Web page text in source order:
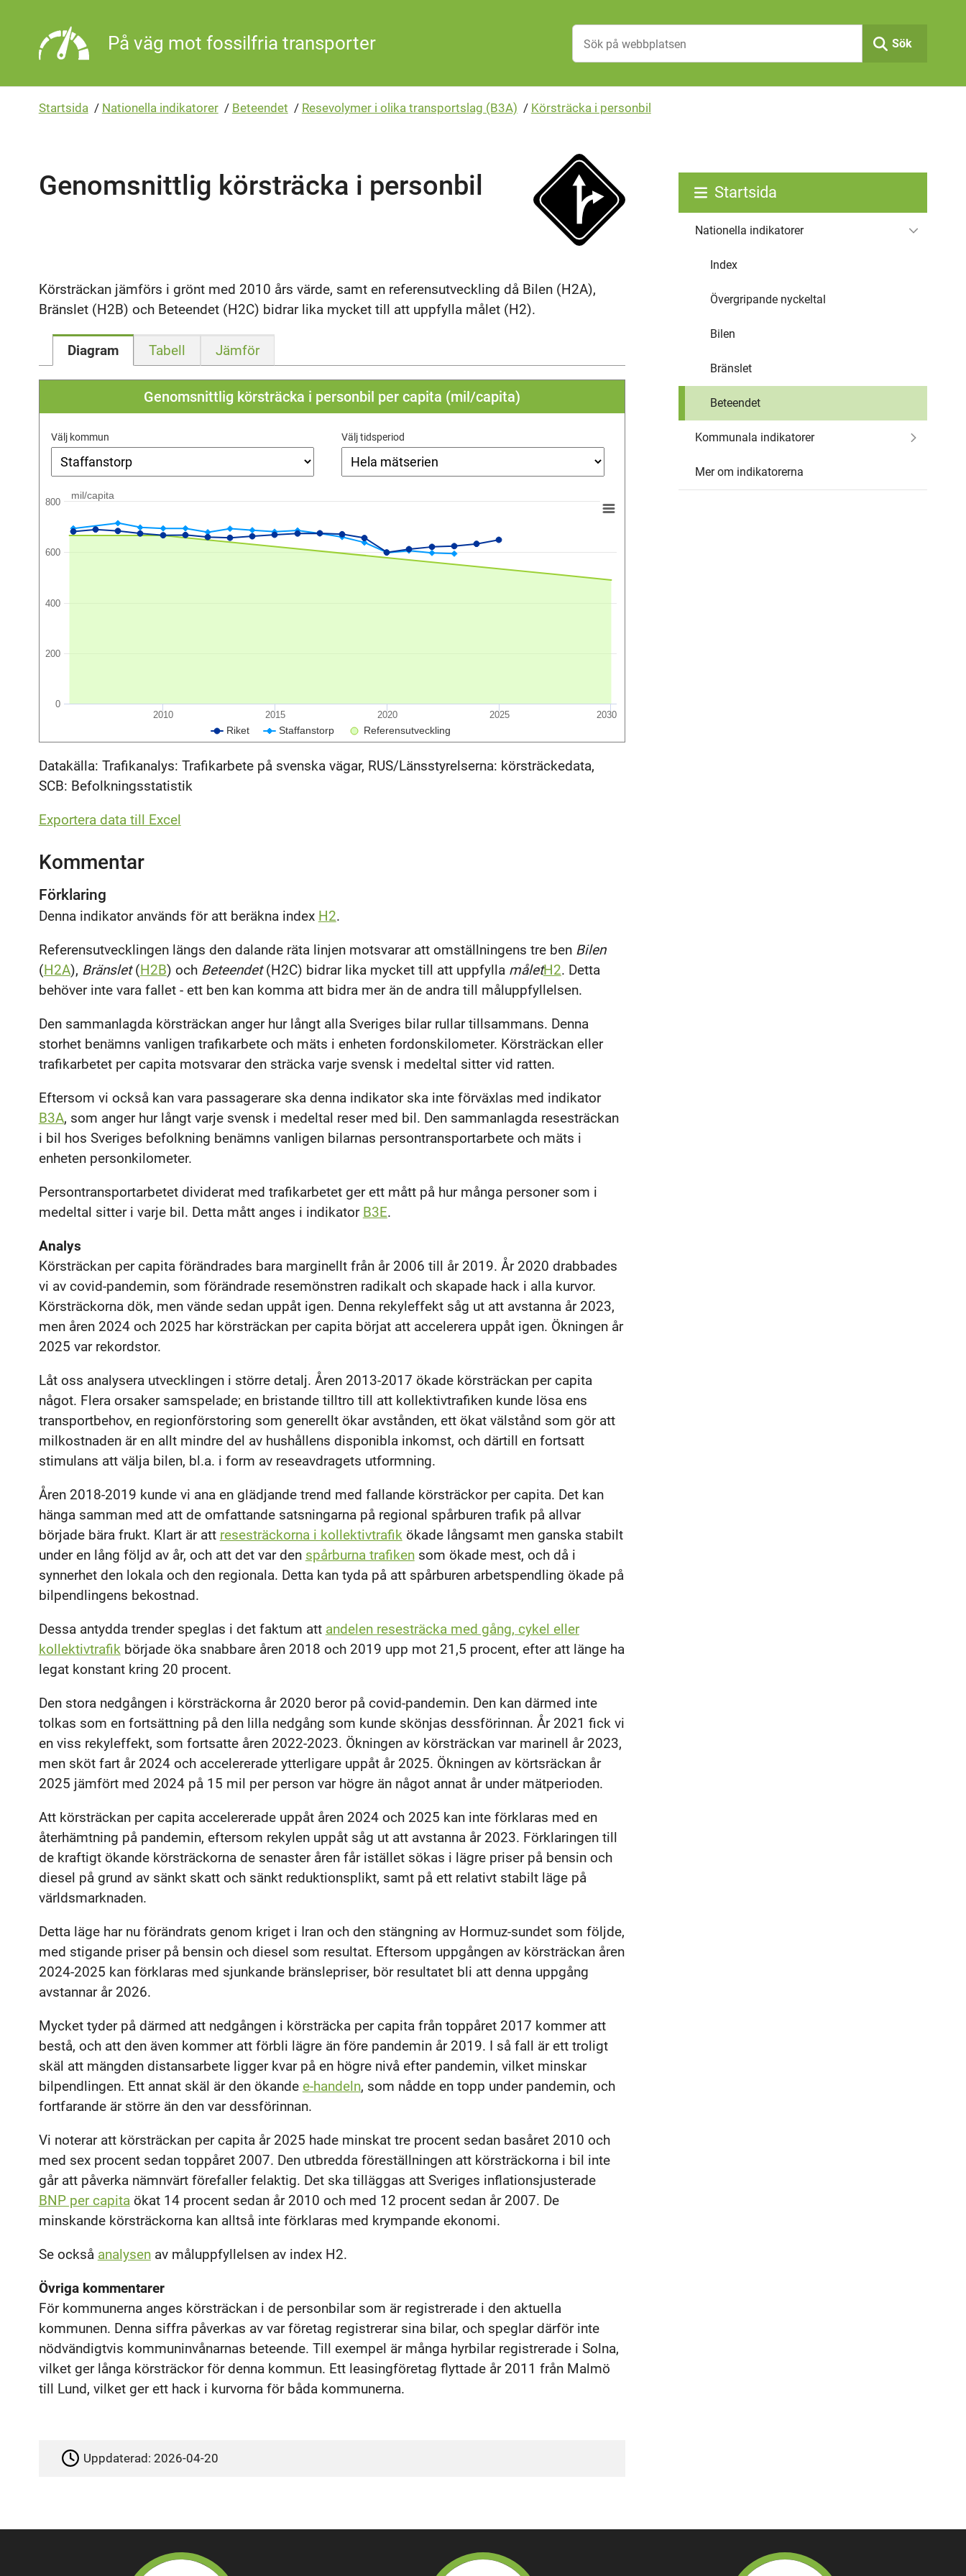
På väg mot fossilfria transporter Sök
Startsida / Nationella indikatorer / Beteendet / Resevolymer i olika transportslag (B3A) / Körsträcka i personbil
Genomsnittlig körsträcka i personbil
Körsträckan jämförs i grönt med 2010 års värde, samt en referensutveckling då Bilen (H2A),
Bränslet (H2B) och Beteendet (H2C) bidrar lika mycket till att uppfylla målet (H2).
Diagram Tabell Jämför
Genomsnittlig körsträcka i personbil per capita (mil/capita)
Välj kommun Välj tidsperiod
mil/capita
Riket Staffanstorp Referensutveckling
2010 2015 2020 2025 2030
0
200
400
600
800
Datakälla: Trafikanalys: Trafikarbete på svenska vägar, RUS/Länsstyrelserna: körsträckedata,
SCB: Befolkningsstatistik
Exportera data till Excel
Kommentar
Förklaring
Denna indikator används för att beräkna index H2.
Referensutvecklingen längs den dalande räta linjen motsvarar att omställningens tre ben Bilen
(H2A), Bränslet(H2B) och Beteendet(H2C) bidrar lika mycket till att uppfylla måletH2. Detta
behöver inte vara fallet - ett ben kan komma att bidra mer än de andra till måluppfyllelsen.
Den sammanlagda körsträckan anger hur långt alla Sveriges bilar rullar tillsammans. Denna
storhet benämns vanligen trafikarbete och mäts i enheten fordonskilometer. Körsträckan eller
trafikarbetet per capita motsvarar den sträcka varje svensk i medeltal sitter vid ratten.
Eftersom vi också kan vara passagerare ska denna indikator ska inte förväxlas med indikator
B3A, som anger hur långt varje svensk i medeltal reser med bil. Den sammanlagda resesträckan
i bil hos Sveriges befolkning benämns vanligen bilarnas persontransportarbete och mäts i
enheten personkilometer.
Persontransportarbetet dividerat med trafikarbetet ger ett mått på hur många personer som i
medeltal sitter i varje bil. Detta mått anges i indikator B3E.
Analys
Körsträckan per capita förändrades bara marginellt från år 2006 till år 2019. År 2020 drabbades
vi av covid-pandemin, som förändrade resemönstren radikalt och skapade hack i alla kurvor.
Körsträckorna dök, men vände sedan uppåt igen. Denna rekyleffekt såg ut att avstanna år 2023,
men åren 2024 och 2025 har körsträckan per capita börjat att accelerera uppåt igen. Ökningen år
2025 var rekordstor.
Låt oss analysera utvecklingen i större detalj. Åren 2013-2017 ökade körsträckan per capita
något. Flera orsaker samspelade; en bristande tilltro till att kollektivtrafiken kunde lösa ens
transportbehov, en regionförstoring som generellt ökar avstånden, ett ökat välstånd som gör att
milkostnaden är en allt mindre del av hushållens disponibla inkomst, och därtill en fortsatt
stimulans att välja bilen, bl.a. i form av reseavdragets utformning.
Åren 2018-2019 kunde vi ana en glädjande trend med fallande körsträckor per capita. Det kan
hänga samman med att de omfattande satsningarna på regional spårburen trafik på allvar
började bära frukt. Klart är att resesträckorna i kollektivtrafikökade långsamt men ganska stabilt
under en lång följd av år, och att det var den spårburna trafikensom ökade mest, och då i
synnerhet den lokala och den regionala. Detta kan tyda på att spårburen arbetspendling ökade på
bilpendlingens bekostnad.
Dessa antydda trender speglas i det faktum att andelen resesträcka med gång, cykel eller
kollektivtrafikbörjade öka snabbare åren 2018 och 2019 upp mot 21,5 procent, efter att länge ha
legat konstant kring 20 procent.
Den stora nedgången i körsträckorna år 2020 beror på covid-pandemin. Den kan därmed inte
tolkas som en fortsättning på den lilla nedgång som kunde skönjas dessförinnan. År 2021 fick vi
en viss rekyleffekt, som fortsatte åren 2022-2023. Ökningen av körsträckan var marinell år 2023,
men sköt fart år 2024 och accelererade ytterligare uppåt år 2025. Ökningen av körtsräckan år
2025 jämfört med 2024 på 15 mil per person var högre än något annat år under mätperioden.
Att körsträckan per capita accelererade uppåt åren 2024 och 2025 kan inte förklaras med en
återhämtning på pandemin, eftersom rekylen uppåt såg ut att avstanna år 2023. Förklaringen till
de kraftigt ökande körsträckorna de senaster åren får istället sökas i lägre priser på bensin och
diesel på grund av sänkt skatt och sänkt reduktionsplikt, samt på ett relativt stabilt läge på
världsmarknaden.
Detta läge har nu förändrats genom kriget i Iran och den stängning av Hormuz-sundet som följde,
med stigande priser på bensin och diesel som resultat. Eftersom uppgången av körsträckan åren
2024-2025 kan förklaras med sjunkande bränslepriser, bör resultatet bli att denna uppgång
avstannar år 2026.
Mycket tyder på därmed att nedgången i körsträcka per capita från toppåret 2017 kommer att
bestå, och att den även kommer att förbli lägre än före pandemin år 2019. I så fall är ett troligt
skäl att mängden distansarbete ligger kvar på en högre nivå efter pandemin, vilket minskar
bilpendlingen. Ett annat skäl är den ökande e-handeln, som nådde en topp under pandemin, och
fortfarande är större än den var dessförinnan.
Vi noterar att körsträckan per capita år 2025 hade minskat tre procent sedan basåret 2010 och
med sex procent sedan toppåret 2007. Den utbredda föreställningen att körsträckorna i bil inte
går att påverka nämnvärt förefaller felaktig. Det ska tilläggas att Sveriges inflationsjusterade
BNP per capitaökat 14 procent sedan år 2010 och med 12 procent sedan år 2007. De
minskande körsträckorna kan alltså inte förklaras med krympande ekonomi.
Se också analysenav måluppfyllelsen av index H2.
Övriga kommentarer
För kommunerna anges körsträckan i de personbilar som är registrerade i den aktuella
kommunen. Denna siffra påverkas av var företag registrerar sina bilar, och speglar därför inte
nödvändigtvis kommuninvånarnas beteende. Till exempel är många hyrbilar registrerade i Solna,
vilket ger långa körsträckor för denna kommun. Ett leasingföretag flyttade år 2011 från Malmö
till Lund, vilket ger ett hack i kurvorna för båda kommunerna.
Uppdaterad:2026-04-20
Startsida
Nationella indikatorer
Index
Övergripande nyckeltal
Bilen
Bränslet
Beteendet
Kommunala indikatorer
Mer om indikatorerna